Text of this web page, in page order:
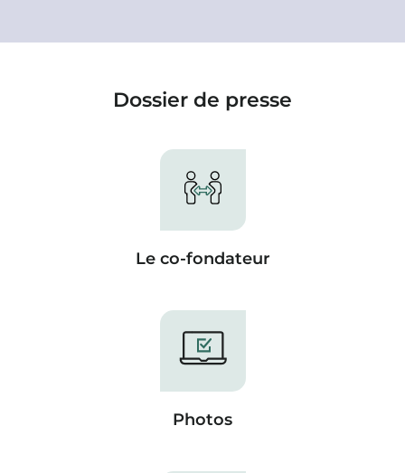
Dossier de presse
Le co-fondateur
Photos